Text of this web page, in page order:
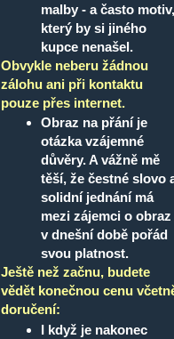
malby - a často motiv,
který by si jiného
kupce nenašel.
Obvykle neberu žádnou
zálohu ani při kontaktu
pouze přes internet.
Obraz na přání je
otázka vzájemné
důvěry. A vážně mě
těší, že čestné slovo
solidní jednání má
mezi zájemci o obraz
v dnešní době pořád
svou platnost.
Ještě než začnu, budete
vědět konečnou cenu
doručení:
I když je nakonec